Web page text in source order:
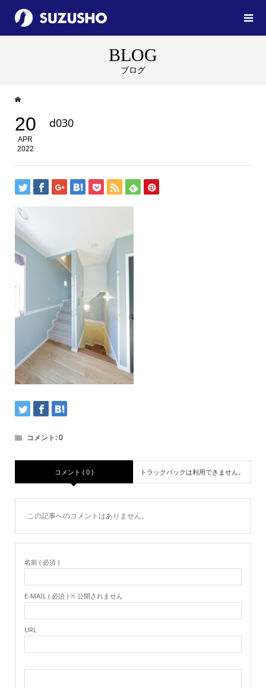
BLOG
ブログ
20
APR
2022
d030
コメント:0
コメント ( 0 ) トラックバックは利用できません。
この記事へのコメントはありません。
名前 ( 必須 )
E-MAIL ( 必須 ) ※ 公開されません
URL